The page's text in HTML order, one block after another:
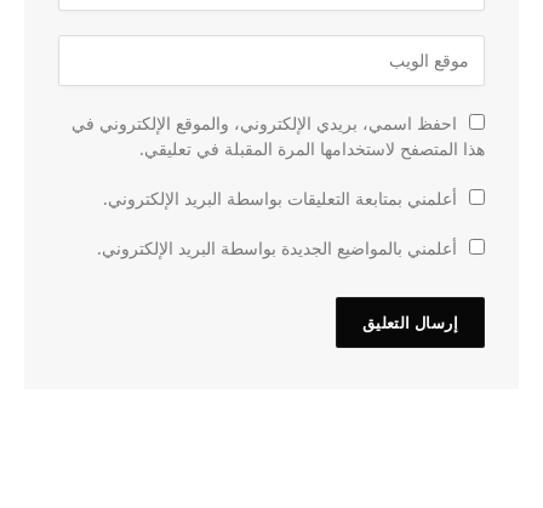
احفظ اسمي، بريدي الإلكتروني، والموقع الإلكتروني في
هذا المتصفح لاستخدامها المرة المقبلة في تعليقي.
أعلمني بمتابعة التعليقات بواسطة البريد الإلكتروني.
أعلمني بالمواضيع الجديدة بواسطة البريد الإلكتروني.